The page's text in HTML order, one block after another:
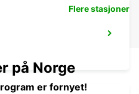
Flere stasjoner
på Norge
er fornyet!